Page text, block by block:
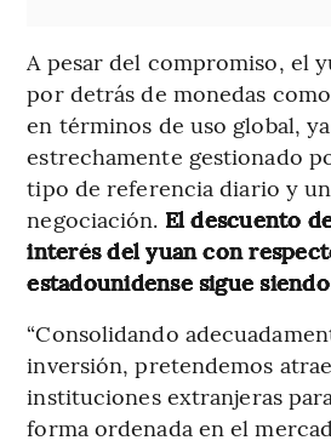
A pesar del compromiso, el
por detrás de monedas
en términos de uso global,
estrechamente gestionado
tipo de referencia diario y
negociación. El descuento
interés del yuan con
estadounidense sigue
“Consolidando
inversión, pretendemos
instituciones extranjeras
forma ordenada en el